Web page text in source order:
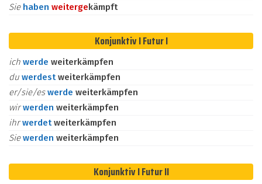
Sie haben weitergekämpft
Konjunktiv I Futur I
ich werde weiterkämpfen
du werdestweiterkämpfen
er/sie/eswerde weiterkämpfen
wirwerden weiterkämpfen
ihrwerdetweiterkämpfen
Siewerden weiterkämpfen
Konjunktiv I Futur II